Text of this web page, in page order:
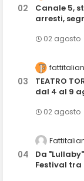
Canale 5,
arresti,
02 agosto
TEATRO
dal 4 al 9
02 agosto
Da
Festival